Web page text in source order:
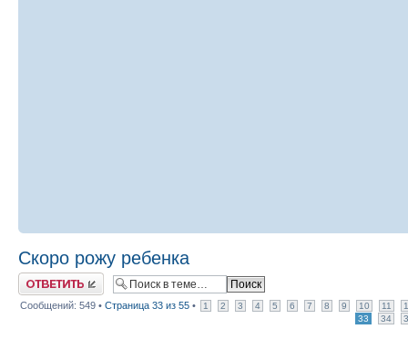
Скоро рожу ребенка
Ответить
Сообщений: 549 • Страница 33 из 55 • 1 2 3 4 5 6 7 8 9 10 11
33
34